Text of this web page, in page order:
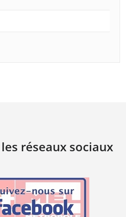
réseaux sociaux